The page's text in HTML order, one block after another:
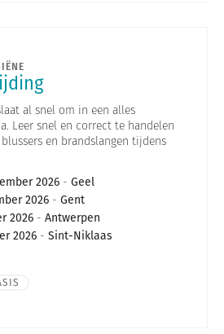
al snel om in een alles
Leer snel en correct te handelen
en brandslangen tijdens
2026 - Geel
2026 - Gent
2026 - Antwerpen
2026 - Sint-Niklaas